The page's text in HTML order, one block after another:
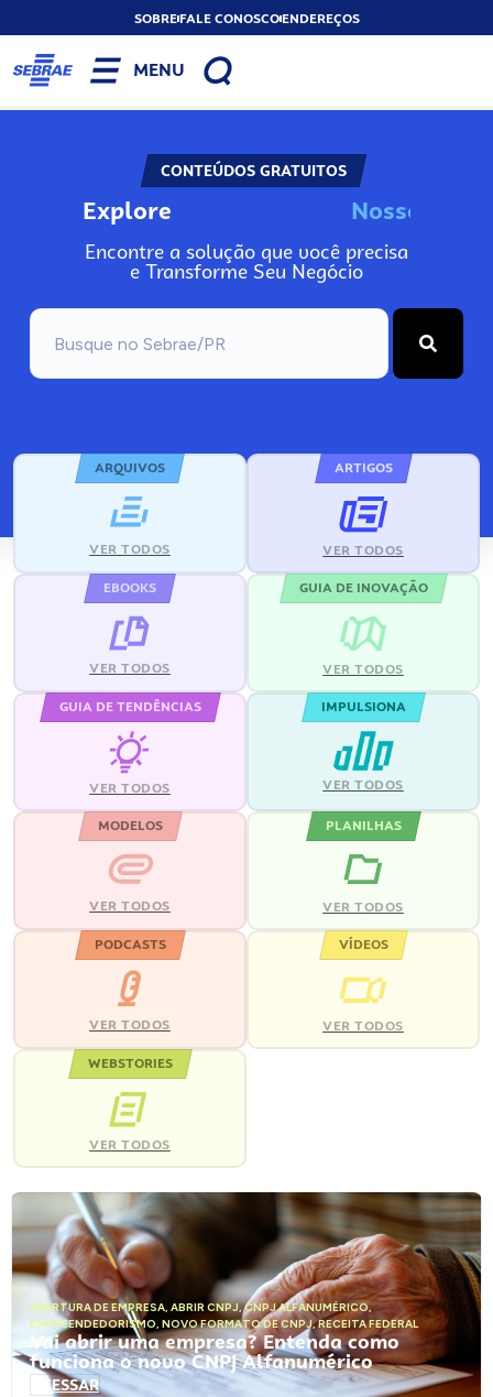
SOBREFALE CONOSCOENDEREÇOS
MENU
CONTEÚDOS GRATUITOS
Explore Noss
Encontre a solução que você precisa
e Transforme Seu Negócio
ARQUIVOS
VER TODOS
ARTIGOS
VER TODOS
EBOOKS
VER TODOS
GUIA DE INOVAÇÃO
VER TODOS
GUIA DE TENDÊNCIAS
VER TODOS
IMPULSIONA
VER TODOS
MODELOS
VER TODOS
PLANILHAS
VER TODOS
PODCASTS
VER TODOS
VÍDEOS
VER TODOS
WEBSTORIES
VER TODOS
ABERTURA DE EMPRESA, ABRIR CNPJ,CNPJ ALFANUMÉRICO,
EMPREENDEDORISMO, NOVO FORMATO DE CNPJ,RECEITA FEDERAL
Vai abrir uma empresa? Entenda como
funciona o novo CNPJ Alfanumérico
ACESSAR